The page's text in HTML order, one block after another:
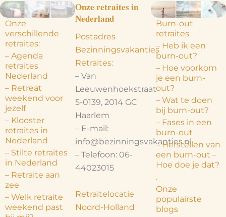
Onze
verschillende
retraites:
– Agenda
retraites
Nederland
– Retreat
weekend voor
jezelf
– Klooster
retraites in
Nederland
– Stilte retraites
in Nederland
– Retraite aan
zee
– Welk retraite
weekend past
Onze retraites in
Nederland
Postadres
Bezinningsvakanties
Retraites:
– Van
Leeuwenhoekstraat
5-0139, 2014 GC
Haarlem
– E-mail:
info@bezinningsvakanties.nl
– Telefoon: 06-
44023015
Retraitelocatie
Noord-Holland
Burn-out
retraites
– Heb ik een
burn-out?
– Hoe voorkom
je een burn-
out?
– Wat te doen
bij burn-out?
– Fases in een
burn-out
– Herstellen van
een burn-out –
Hoe doe je dat?
.
Onze
populairste
blogs